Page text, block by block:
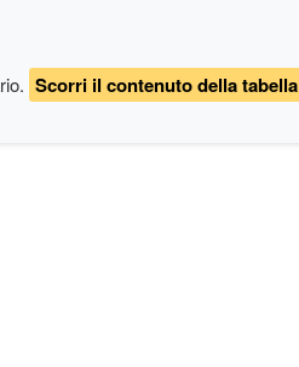
. Scorri il contenuto della tabella